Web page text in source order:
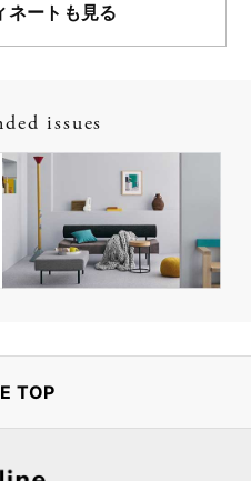
ネートも見る
issues
TOP